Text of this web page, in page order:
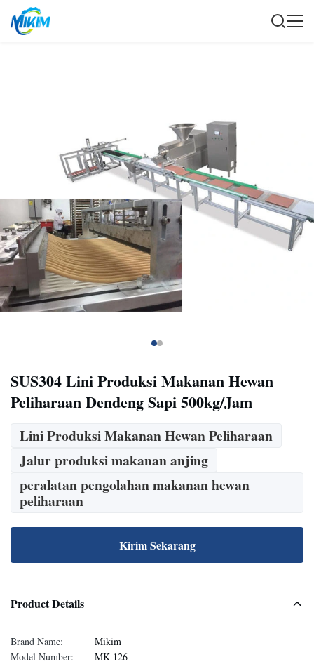
SUS304 Lini Produksi Makanan Hewan
Peliharaan Dendeng Sapi 500kg/Jam
Lini Produksi Makanan Hewan Peliharaan
Jalur produksi makanan anjing
peralatan pengolahan makanan hewan
peliharaan
Kirim Sekarang
Product Details
Brand Name:
Mikim
Model Number:
MK-126